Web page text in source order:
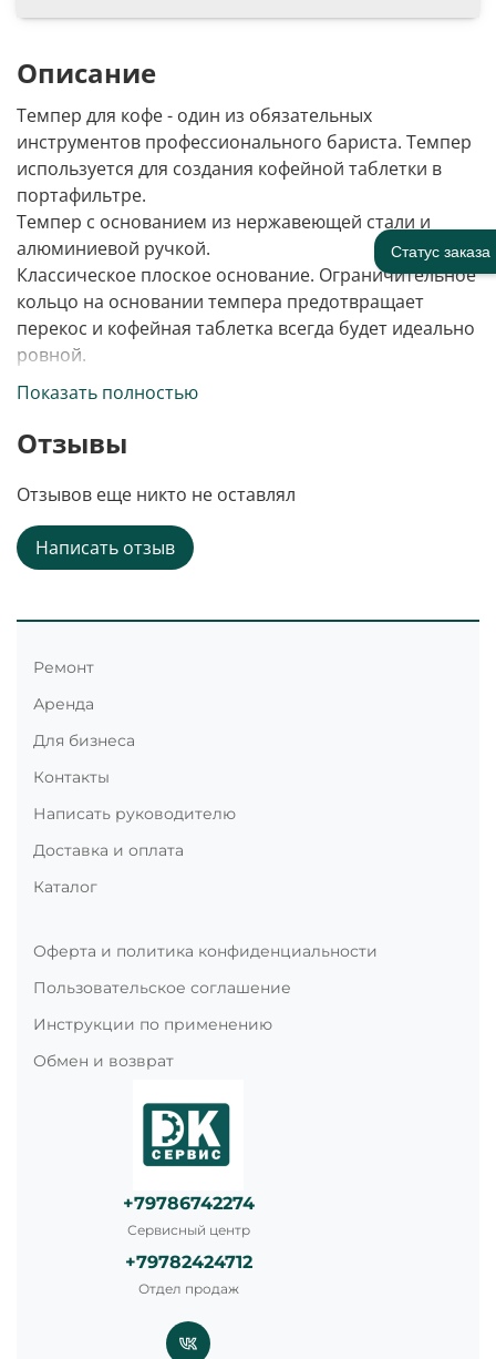
Описание
Темпер для кофе - один из обязательных
инструментов профессионального бариста. Темпер
используется для создания кофейной таблетки в
портафильтре.
Темпер с основанием из нержавеющей стали и
алюминиевой ручкой.
Классическое плоское основание. Ограничительное
кольцо на основании темпера предотвращает
перекос и кофейная таблетка всегда будет идеально
ровной.
Показать полностью
Отзывы
Отзывов еще никто не оставлял
Написать отзыв
Ремонт
Аренда
Для бизнеса
Контакты
Написать руководителю
Доставка и оплата
Каталог
Оферта и политика конфиденциальности
Пользовательское соглашение
Инструкции по применению
Обмен и возврат
+79786742274
Сервисный центр
+79782424712
Отдел продаж
Статус заказа